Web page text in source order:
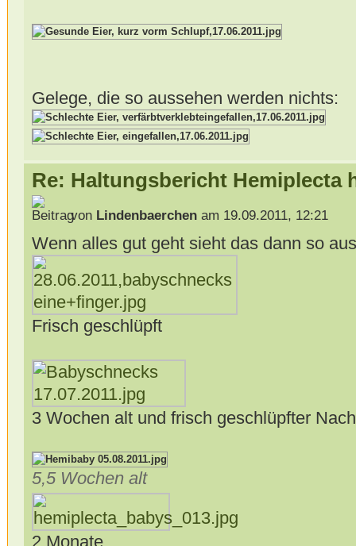
Gelege, die so aussehen werden nichts:
Re: Haltungsbericht Hemiplecta
von Lindenbaerchenam 19.09.2011, 12:21
Wenn alles gut geht sieht das dann so
Frisch geschlüpft
3 Wochen alt und frisch geschlüpfter
5,5 Wochen alt
2 Monate